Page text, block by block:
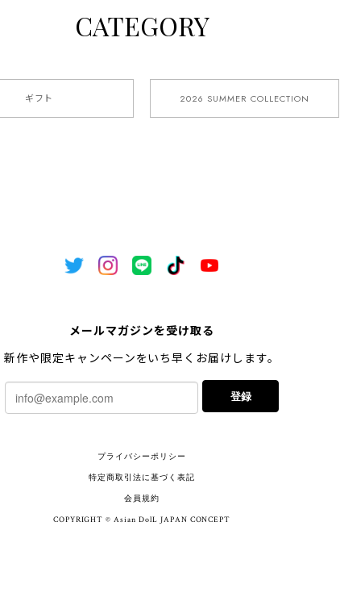
CATEGORY
ギフト 2026 SUMMER COLLECTION
メールマガジンを受け取る
新作や限定キャンペーンをいち早くお届けします。
登録
プライバシーポリシー
特定商取引法に基づく表記
会員規約
COPYRIGHT © Asian DolL JAPAN CONCEPT